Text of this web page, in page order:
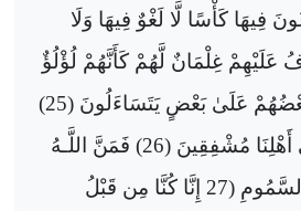
يَتَنَازَعُونَ فِيهَا كَأْسًا لَّا لَغْوٌ فِيهَا وَلَا
عَلَيْهِمْ غِلْمَانٌ لَّهُمْ كَأَنَّهُمْ لُؤْلُؤٌ
مَّكْنُونٌ (24 وَأَقْبَلَ بَعْضُهُمْ عَلَىٰ بَعْضٍ يَتَسَاءَلُونَ (25)
قَالُوا إِنَّا كُنَّا قَبْلُ فِي أَهْلِنَا مُشْفِقِينَ (26) فَمَنَّ اللَّـهُ
عَلَيْنَا وَوَقَانَا عَذَابَ السَّمُومِ (27 إِنَّا كُنَّا مِن قَبْلُ